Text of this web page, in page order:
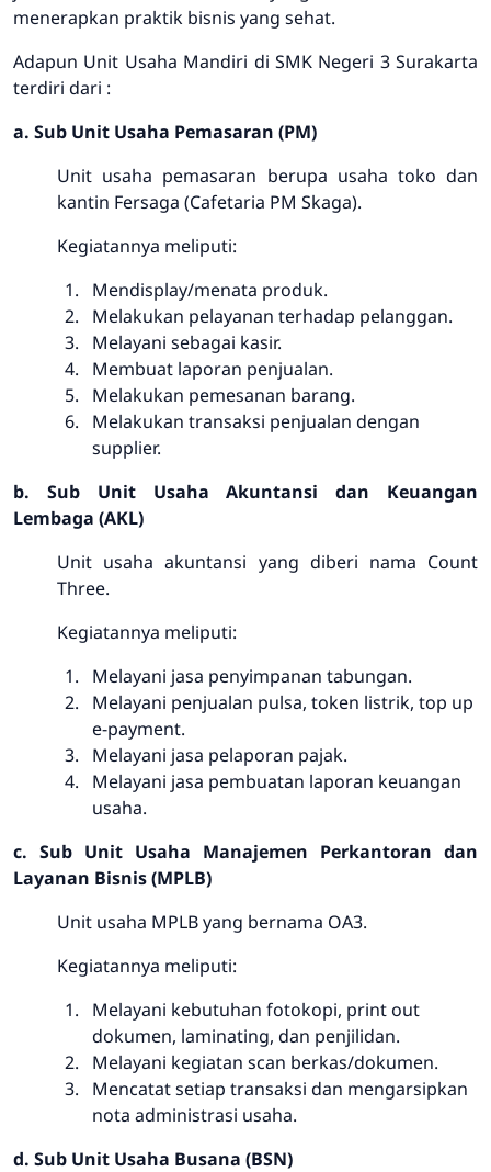
menerapkan praktik bisnis yang sehat.
Adapun Unit Usaha Mandiri di SMK Negeri 3 Surakarta
terdiri dari :
a. Sub Unit Usaha Pemasaran (PM)
Unit usaha pemasaran berupa usaha toko dan
kantin Fersaga (Cafetaria PM Skaga).
Kegiatannya meliputi:
Mendisplay/menata produk.
Melakukan pelayanan terhadap pelanggan.
Melayani sebagai kasir.
Membuat laporan penjualan.
Melakukan pemesanan barang.
Melakukan transaksi penjualan dengan
supplier.
b. Sub Unit Usaha Akuntansi dan Keuangan
Lembaga (AKL)
Unit usaha akuntansi yang diberi nama Count
Three.
Kegiatannya meliputi:
Melayani jasa penyimpanan tabungan.
Melayani penjualan pulsa, token listrik, top up
e-payment.
Melayani jasa pelaporan pajak.
Melayani jasa pembuatan laporan keuangan
usaha.
c. Sub Unit Usaha Manajemen Perkantoran dan
Layanan Bisnis (MPLB)
Unit usaha MPLB yang bernama OA3.
Kegiatannya meliputi:
Melayani kebutuhan fotokopi, print out
dokumen, laminating, dan penjilidan.
Melayani kegiatan scan berkas/dokumen.
Mencatat setiap transaksi dan mengarsipkan
nota administrasi usaha.
d. Sub Unit Usaha Busana (BSN)